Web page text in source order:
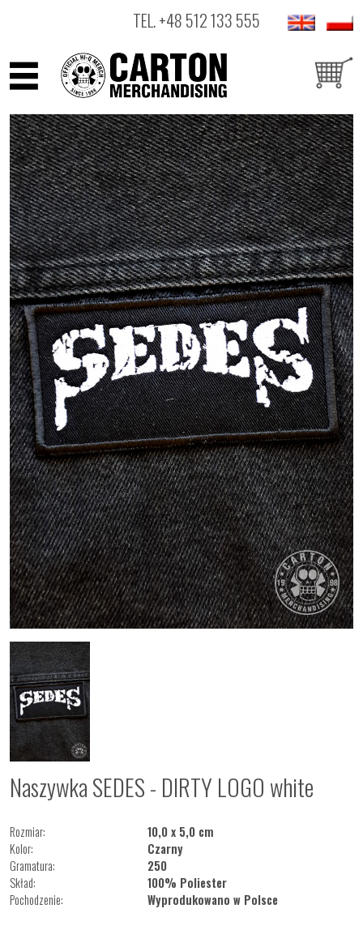
TEL.+48 512 133 555
ARTYŚCI
PRODUKTY
OUTLET
Naszywka SEDES - DIRTY LOGO white
Rozmiar:
10,0 x 5,0 cm
Kolor:
Czarny
Gramatura:
250
Skład:
100% Poliester
Pochodzenie:
Wyprodukowano w Polsce